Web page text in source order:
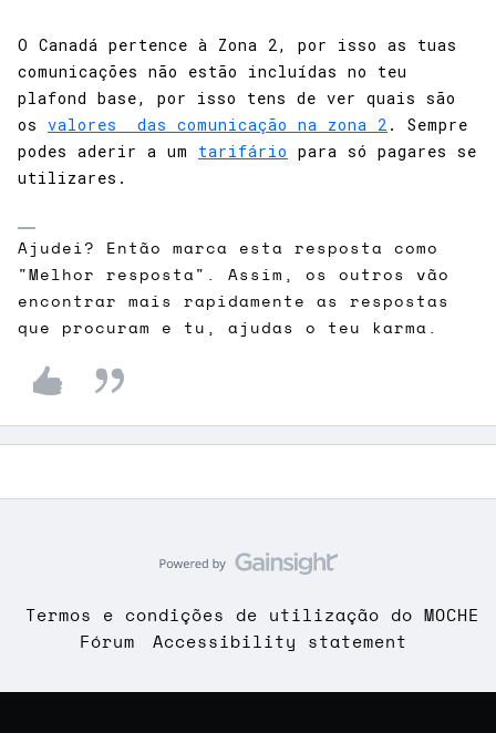
O Canadá pertence à Zona 2, por isso as tuas
comunicações não estão incluídas no teu
plafond base, por isso tens de ver quais são
os valores das comunicação na zona 2 . Sempre
podes aderir a um tarifário para só pagares se
utilizares.
Ajudei? Então marca esta resposta como
"Melhor resposta". Assim, os outros vão
encontrar mais rapidamente as respostas
que procuram e tu, ajudas o teu karma.
Termos e condições de utilização do MOCHE
Fórum
Accessibility statement